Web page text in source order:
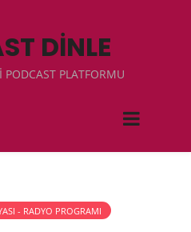
DİNLE
PLATFORMU
- RADYO PROGRAMI